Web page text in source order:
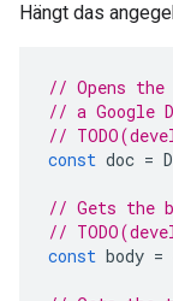
Hängt das
// Opens
// a Google
//
const doc =
// Gets the
//
const body =